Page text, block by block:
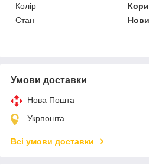
Колір
Стан
Умови доставки
Нова Пошта
Укрпошта
Всі умови доставки